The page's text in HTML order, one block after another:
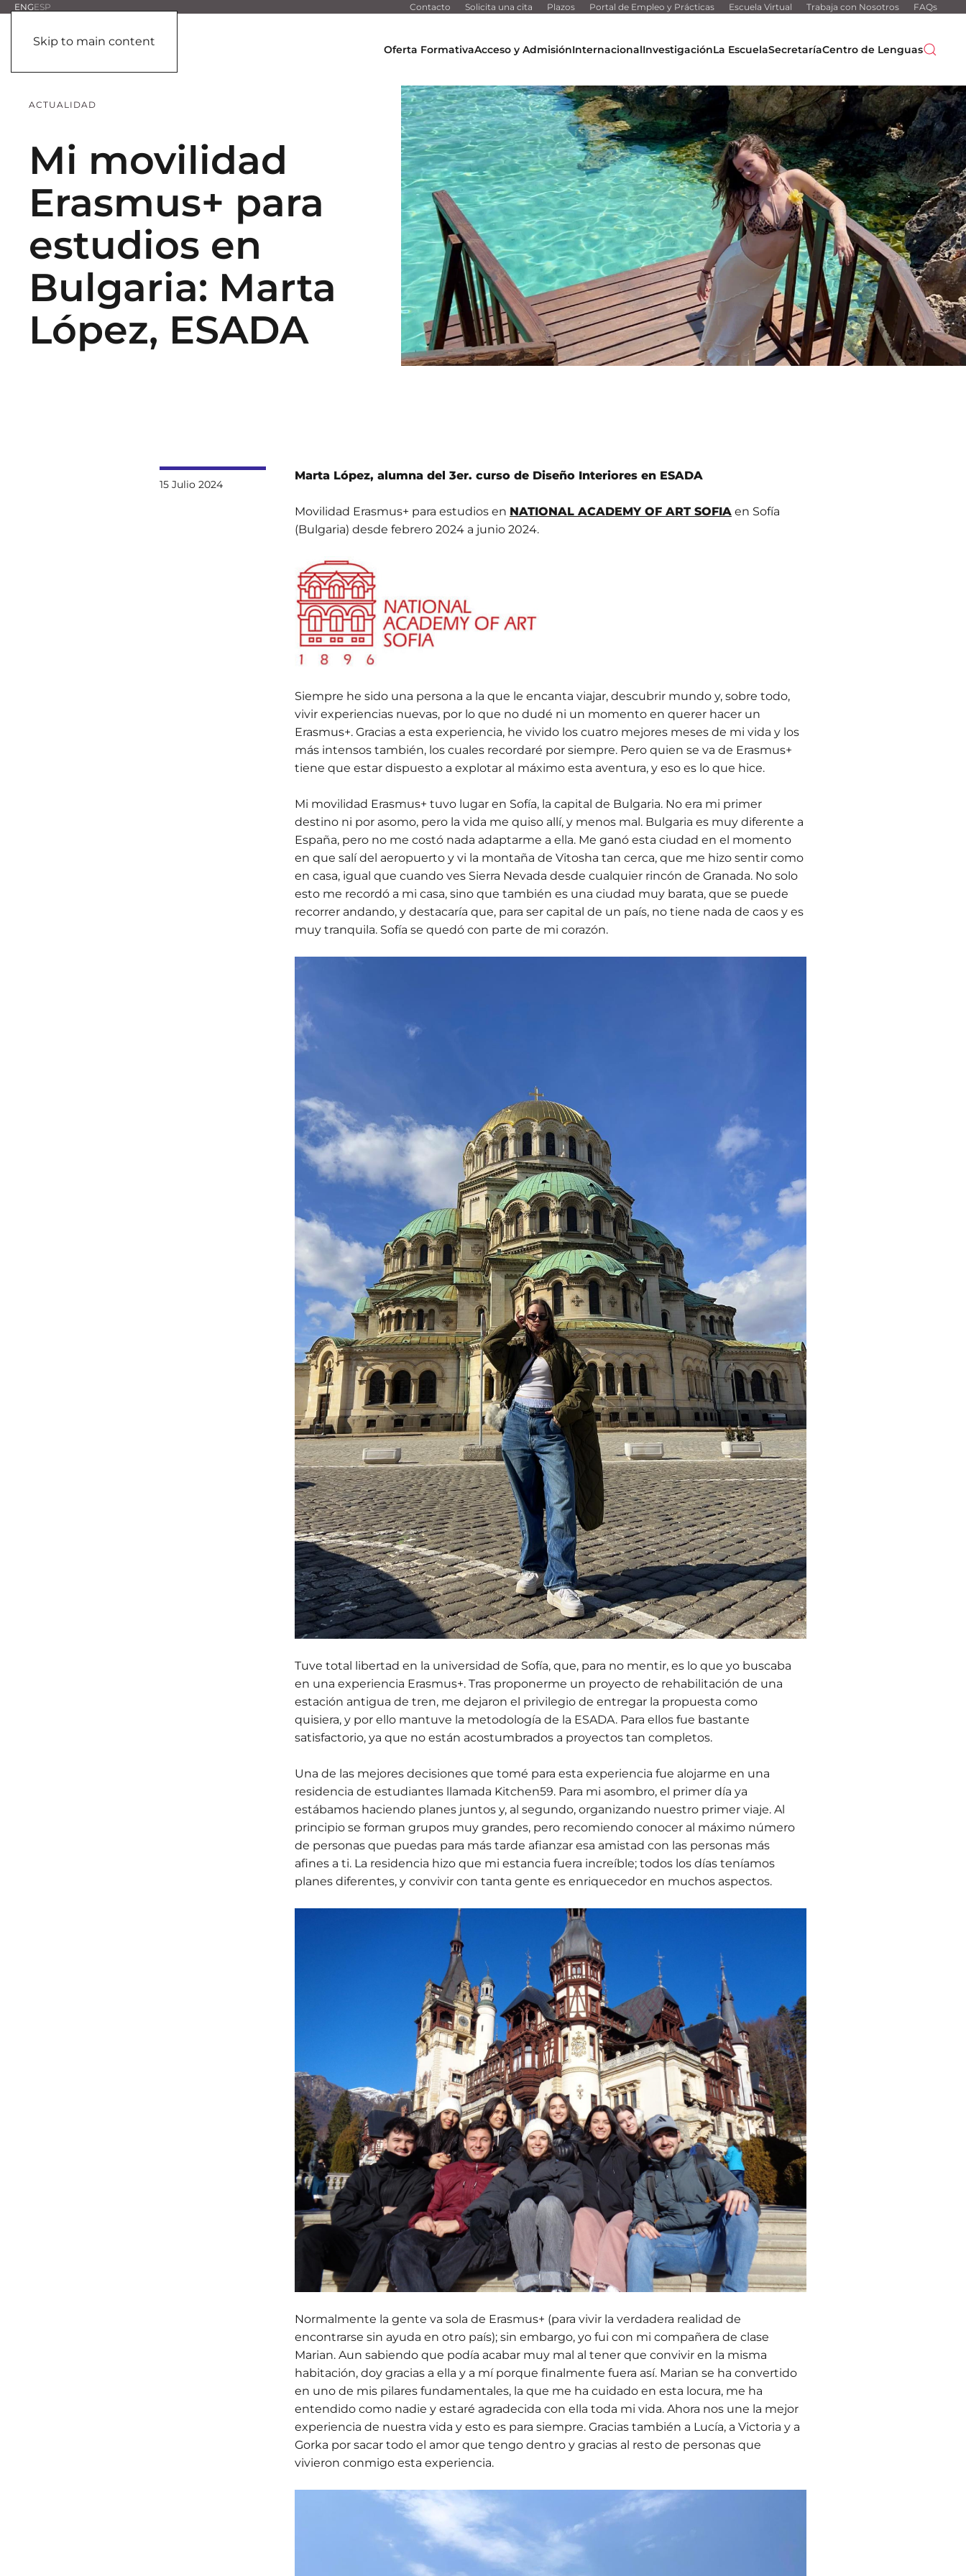
Skip to main content
ENGESP Contacto Solicita una cita Plazos Portal de Empleo y Prácticas Escuela Virtual Trabaja con Nosotros FAQs
Oferta FormativaAcceso y AdmisiónInternacionalInvestigaciónLa EscuelaSecretaríaCentro de Lenguas
ACTUALIDAD
Mi movilidad
Erasmus+ para
estudios en
Bulgaria: Marta
López, ESADA
15 Julio 2024
Marta López, alumna del 3er. curso de Diseño Interiores en ESADA
Movilidad Erasmus+ para estudios en NATIONAL ACADEMY OF ART SOFIA en Sofía
(Bulgaria) desde febrero 2024 a junio 2024.
Siempre he sido una persona a la que le encanta viajar, descubrir mundo y, sobre todo,
vivir experiencias nuevas, por lo que no dudé ni un momento en querer hacer un
Erasmus+. Gracias a esta experiencia, he vivido los cuatro mejores meses de mi vida y los
más intensos también, los cuales recordaré por siempre. Pero quien se va de Erasmus+
tiene que estar dispuesto a explotar al máximo esta aventura, y eso es lo que hice.
Mi movilidad Erasmus+ tuvo lugar en Sofía, la capital de Bulgaria. No era mi primer
destino ni por asomo, pero la vida me quiso allí, y menos mal. Bulgaria es muy diferente a
España, pero no me costó nada adaptarme a ella. Me ganó esta ciudad en el momento
en que salí del aeropuerto y vi la montaña de Vitosha tan cerca, que me hizo sentir como
en casa, igual que cuando ves Sierra Nevada desde cualquier rincón de Granada. No solo
esto me recordó a mi casa, sino que también es una ciudad muy barata, que se puede
recorrer andando, y destacaría que, para ser capital de un país, no tiene nada de caos y es
muy tranquila. Sofía se quedó con parte de mi corazón.
Tuve total libertad en la universidad de Sofía, que, para no mentir, es lo que yo buscaba
en una experiencia Erasmus+. Tras proponerme un proyecto de rehabilitación de una
estación antigua de tren, me dejaron el privilegio de entregar la propuesta como
quisiera, y por ello mantuve la metodología de la ESADA. Para ellos fue bastante
satisfactorio, ya que no están acostumbrados a proyectos tan completos.
Una de las mejores decisiones que tomé para esta experiencia fue alojarme en una
residencia de estudiantes llamada Kitchen59. Para mi asombro, el primer día ya
estábamos haciendo planes juntos y, al segundo, organizando nuestro primer viaje. Al
principio se forman grupos muy grandes, pero recomiendo conocer al máximo número
de personas que puedas para más tarde afianzar esa amistad con las personas más
afines a ti. La residencia hizo que mi estancia fuera increíble; todos los días teníamos
planes diferentes, y convivir con tanta gente es enriquecedor en muchos aspectos.
Normalmente la gente va sola de Erasmus+ (para vivir la verdadera realidad de
encontrarse sin ayuda en otro país); sin embargo, yo fui con mi compañera de clase
Marian. Aun sabiendo que podía acabar muy mal al tener que convivir en la misma
habitación, doy gracias a ella y a mí porque finalmente fuera así. Marian se ha convertido
en uno de mis pilares fundamentales, la que me ha cuidado en esta locura, me ha
entendido como nadie y estaré agradecida con ella toda mi vida. Ahora nos une la mejor
experiencia de nuestra vida y esto es para siempre. Gracias también a Lucía, a Victoria y a
Gorka por sacar todo el amor que tengo dentro y gracias al resto de personas que
vivieron conmigo esta experiencia.